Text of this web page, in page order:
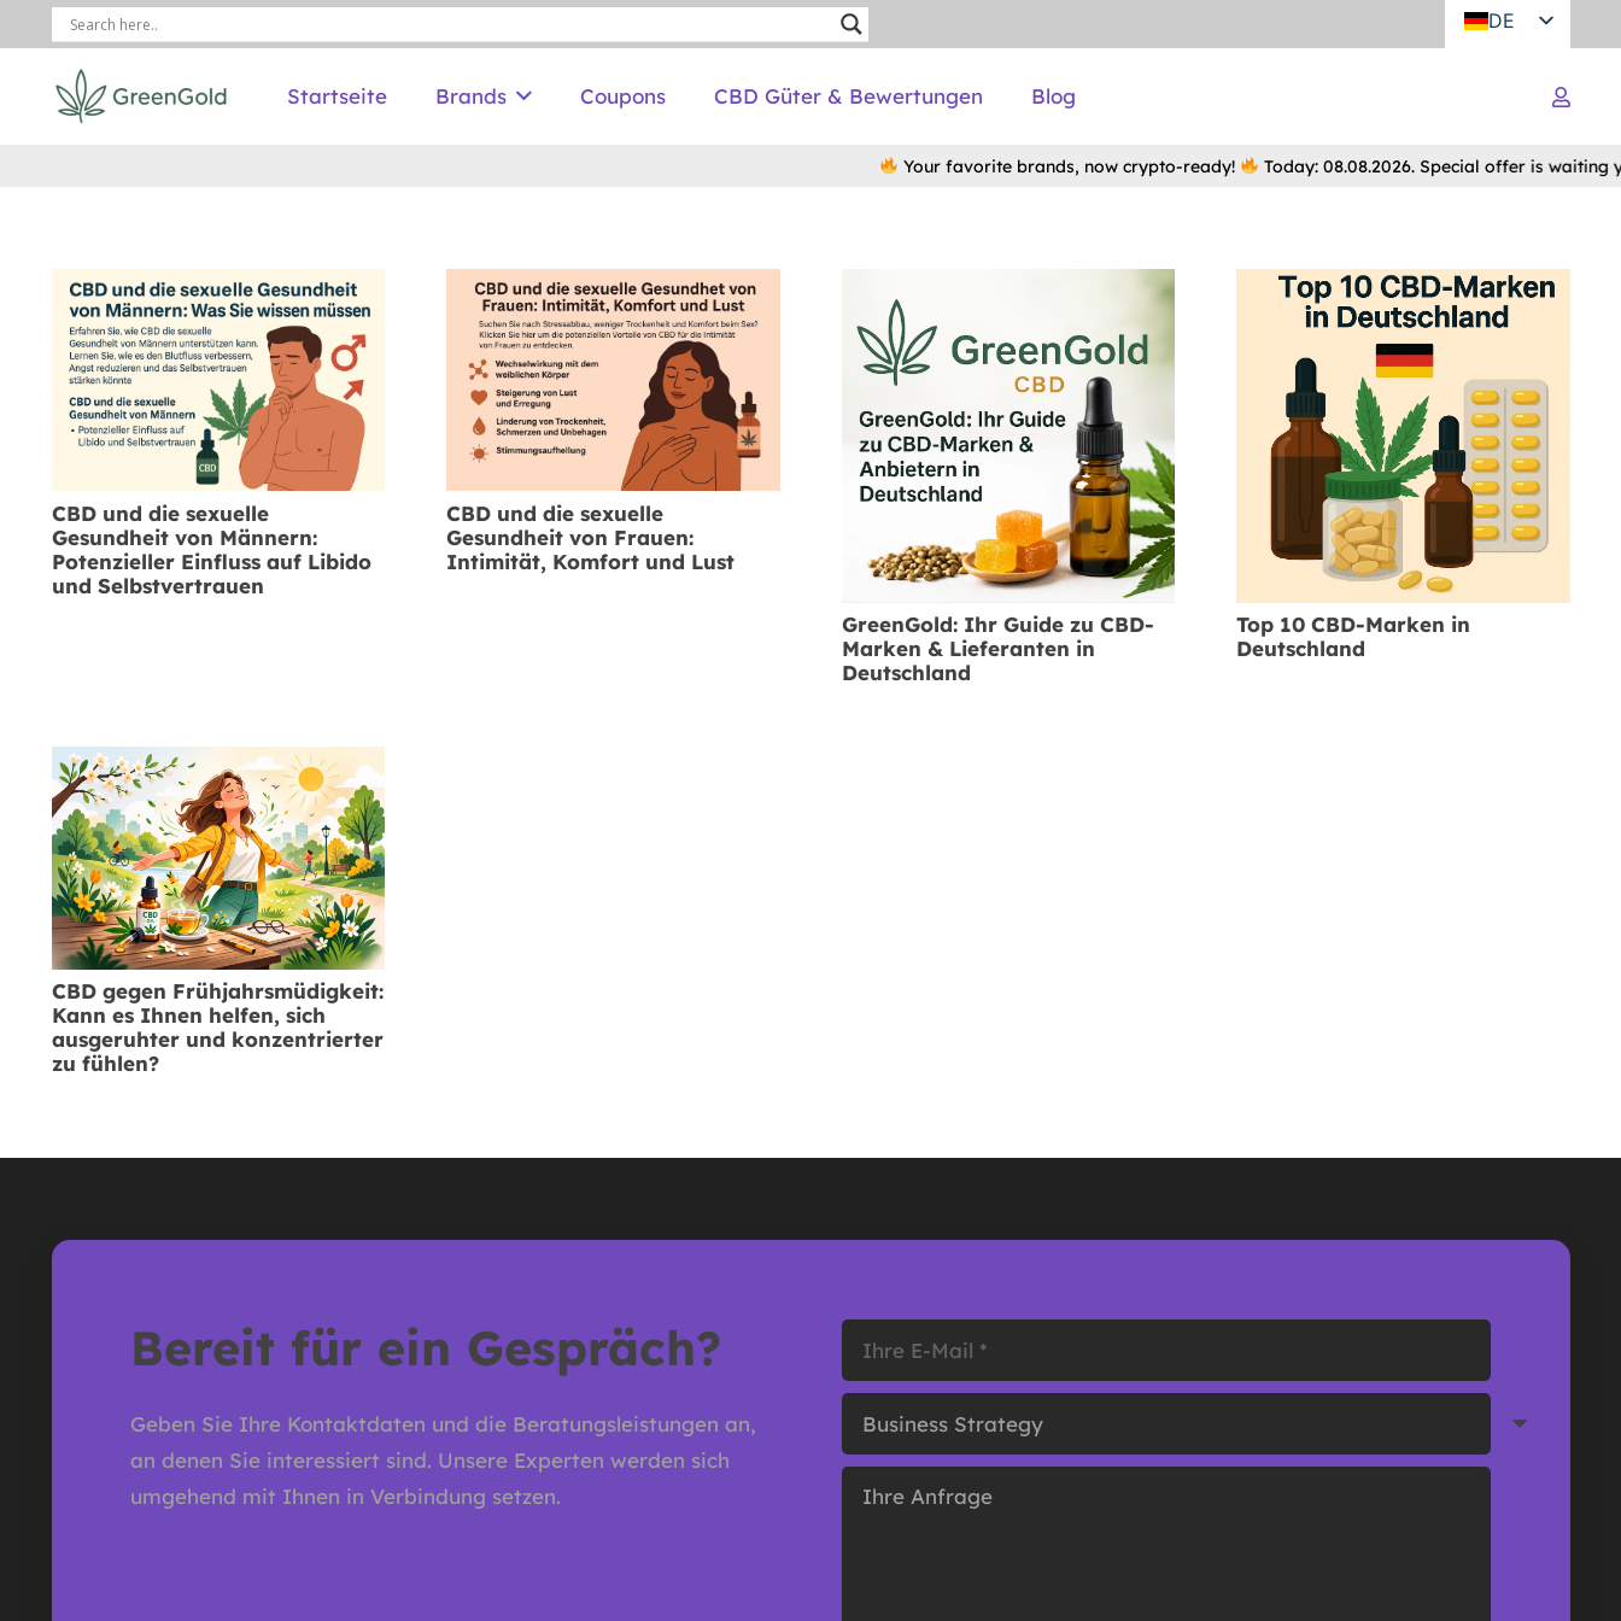
DE
Startseite Brands Coupons CBD Güter & Bewertungen Blog
Your favorite brands, now crypto-ready! Today: 08.08.2026. Special offer is waiting
CBD und die sexuelle
Gesundheit von Männern:
Potenzieller Einfluss auf Libido
und Selbstvertrauen
CBD und die sexuelle
Gesundheit von Frauen:
Intimität, Komfort und Lust
GreenGold: Ihr Guide zu CBD-
Marken & Lieferanten in
Deutschland
Top 10 CBD-Marken in
Deutschland
CBD gegen Frühjahrsmüdigkeit:
Kann es Ihnen helfen, sich
ausgeruhter und konzentrierter
zu fühlen?
Bereit für ein Gespräch?
Geben Sie Ihre Kontaktdaten und die Beratungsleistungen an,
an denen Sie interessiert sind. Unsere Experten werden sich
umgehend mit Ihnen in Verbindung setzen.